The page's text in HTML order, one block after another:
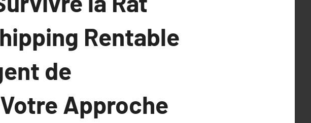
Rentable
de
Approche